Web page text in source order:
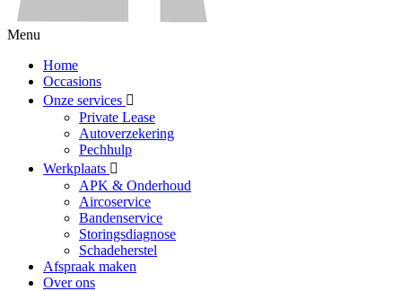
Menu
Home
Occasions
Onze services
Private Lease
Autoverzekering
Pechhulp
Werkplaats
APK & Onderhoud
Aircoservice
Bandenservice
Storingsdiagnose
Schadeherstel
Afspraak maken
Over ons